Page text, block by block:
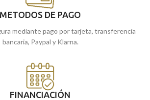
METODOS DE PAGO
mediante pago por tarjeta, transferencia
bancaria, Paypal y Klarna.
FINANCIACIÓN